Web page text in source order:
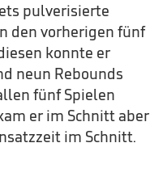
pulverisierte
den vorherigen fünf
konnte er
neun Rebounds
fünf Spielen
er im Schnitt aber
im Schnitt.